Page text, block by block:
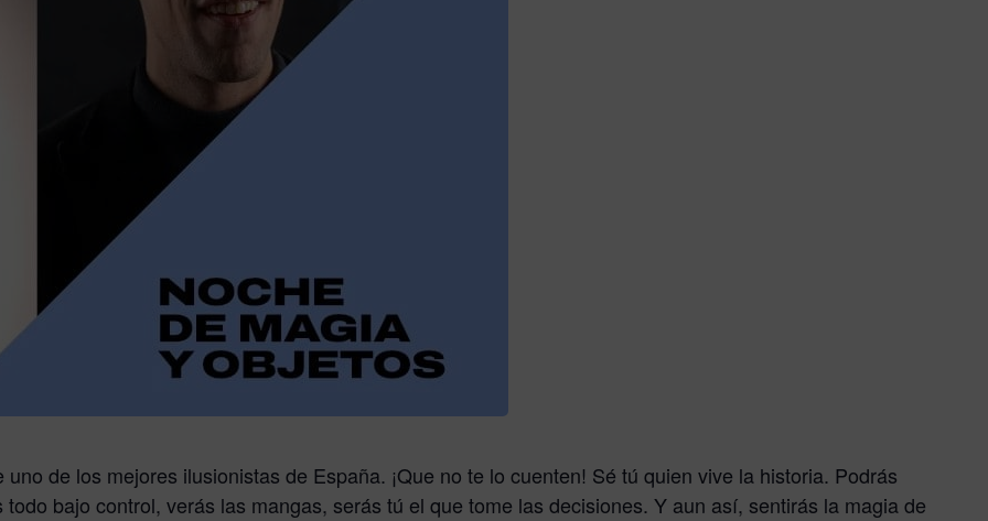
de los mejores ilusionistas de España. ¡Que no te lo cuenten! Sé tú quien vive la historia. Podrás
bajo control, verás las mangas, serás tú el que tome las decisiones. Y aun así, sentirás la magia de